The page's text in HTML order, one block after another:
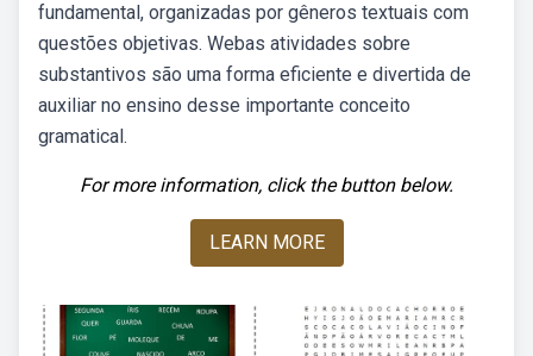
fundamental, organizadas por gêneros textuais com
questões objetivas. Webas atividades sobre
substantivos são uma forma eficiente e divertida de
auxiliar no ensino desse importante conceito
gramatical.
For more information, click the button below.
LEARN MORE